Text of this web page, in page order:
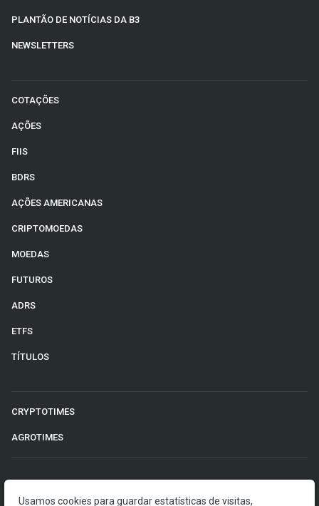
PLANTÃO DE NOTÍCIAS DA B3
NEWSLETTERS
COTAÇÕES
AÇÕES
FIIS
BDRS
AÇÕES AMERICANAS
CRIPTOMOEDAS
MOEDAS
FUTUROS
ADRS
ETFS
TÍTULOS
CRYPTOTIMES
AGROTIMES
Usamos cookies para guardar estatísticas de visitas,